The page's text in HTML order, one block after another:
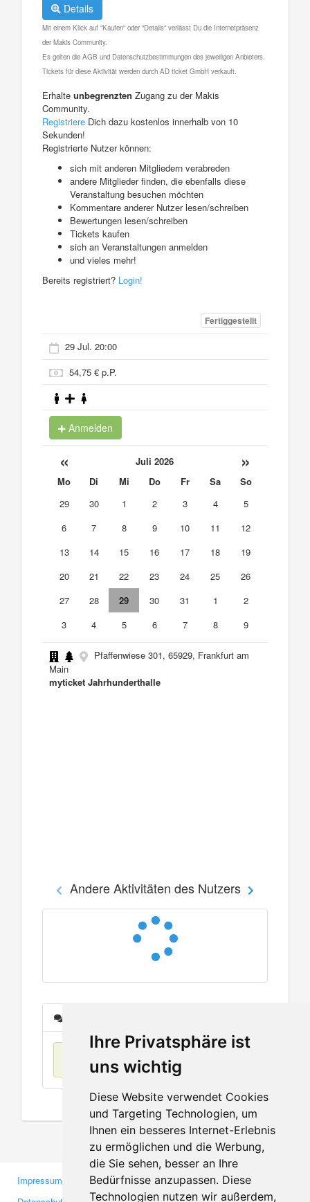
Ihre Privatsphäre ist
uns wichtig
Diese Website verwendet Cookies
und Targeting Technologien, um
Ihnen ein besseres Internet-Erlebnis
zu ermöglichen und die Werbung,
die Sie sehen, besser an Ihre
Bedürfnisse anzupassen. Diese
Technologien nutzen wir außerdem,
Details
Mit einem Klick auf "Kaufen" oder "Details" verlässt Du die Internetpräsenz
der Makis Community.
Es gelten die AGB und Datenschutzbestimmungen des jeweiligen Anbieters.
Tickets für diese Aktivität werden durch AD ticket GmbH verkauft.
Erhalte unbegrenzten Zugang zu der Makis
Community.
Registriere Dich dazu kostenlos innerhalb von 10
Sekunden!
Registrierte Nutzer können:
sich mit anderen Mitgliedern verabreden
andere Mitglieder finden, die ebenfalls diese
Veranstaltung besuchen möchten
Kommentare anderer Nutzer lesen/schreiben
Bewertungen lesen/schreiben
Tickets kaufen
sich an Veranstaltungen anmelden
und vieles mehr!
Bereits registriert? Login!
Fertiggestellt
29 Jul. 20:00
54,75 € p.P.
Anmelden
« Juli 2026 »
Mo Di Mi Do Fr Sa
So
29
30 1 2 3 4
5
6
7 8 9 10 11
12
13
14 15 16 17 18
19
20
21 22 23 24 25
26
27
28 29 30 31 1
2
3
4 5 6 7 8 9
Pfaffenwiese 301, 65929, Frankfurt am
Main
myticket Jahrhunderthalle
Andere Aktivitäten des Nutzers
Keine Einträge
Impressum
Gewerbetreibende